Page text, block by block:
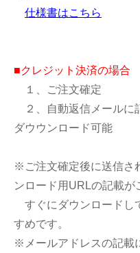
仕様書はこちら
■クレジット決済の場合
１、ご注文確定
２、自動返信メールに
ダウウンロード可能
※ご注文確定後に送信さ
ンロード用URLの記載が
すぐにダウンロードし
すめです。
※メールアドレスの記載